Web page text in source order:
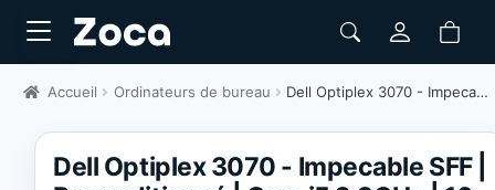
Accueil Ordinateurs de bureau Dell Optiplex 3070 - Impecable SFF | Reconditionné
Dell Optiplex 3070 - Impecable SFF |